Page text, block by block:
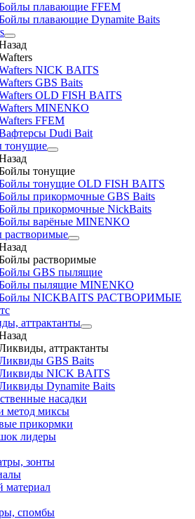
плавающие FFEM
плавающие Dynamite Baits
NICK BAITS
GBS Baits
OLD FISH BAITS
MINENKO
FFEM
Dudi Bait
тонущие
тонущие
тонущие OLD FISH BAITS
прикормочные GBS Baits
прикормочные NickBaits
варёные MINENKO
растворимые
растворимые
GBS пылящие
пылящие MINENKO
NICKBAITS РАСТВОРИМЫЕ
аттрактанты
аттрактанты
GBS Baits
NICK BAITS
Dynamite Baits
насадки
метод миксы
прикормки
лидеры
зонты
материал
спомбы